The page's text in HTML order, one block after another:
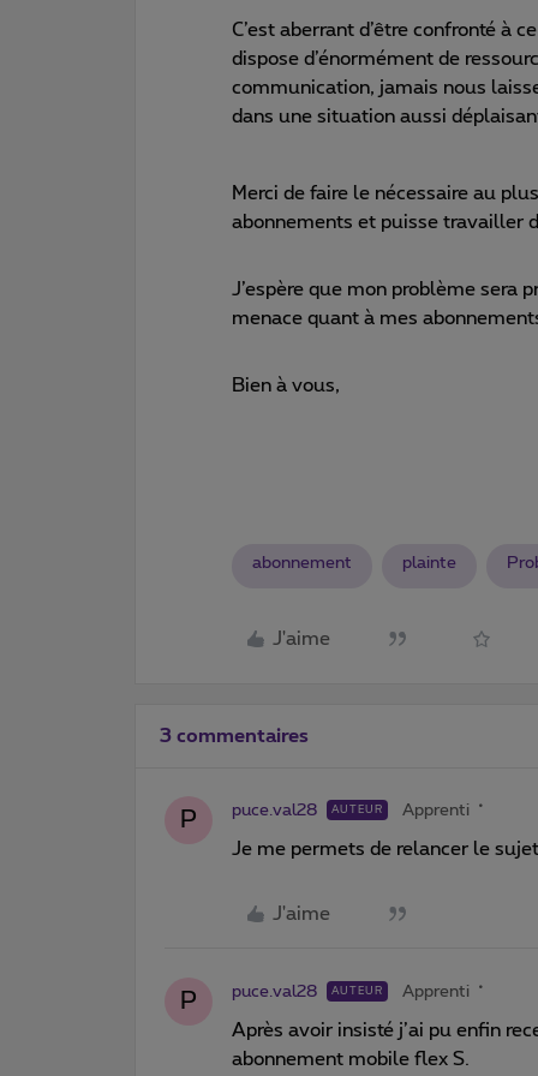
C’est aberrant d’être confronté à
dispose d’énormément de
communication, jamais nous
dans une situation aussi
Merci de faire le nécessaire au
abonnements et puisse travailler
J’espère que mon problème sera
menace quant à mes
Bien à vous,
abonnement plainte
J'aime
3 commentaires
P puce.val28 AUTEUR Apprenti
Je me permets de relancer le
J'aime
P puce.val28 AUTEUR Apprenti
Après avoir insisté j’ai pu enfin
abonnement mobile flex S.